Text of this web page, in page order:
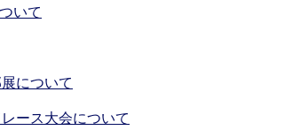
いて
について
ース大会について